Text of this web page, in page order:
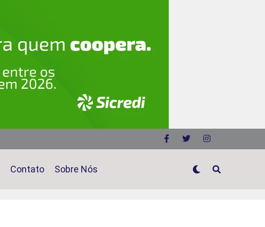
Contato Sobre Nós